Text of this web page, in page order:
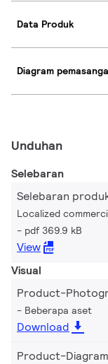
Data Produk
Diagram
Unduhan
Selebaran
Selebaran
Localized
pdf 369.9 kB
View
Visual
Product-
Beberapa aset
Download
Product-